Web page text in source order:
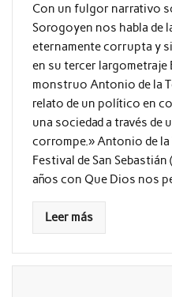
Con un fulgor narrativo
Sorogoyen nos habla de
eternamente corrupta y
en su tercer largometraje
monstruo Antonio de la
relato de un político en
una sociedad a través de
corrompe.» Antonio de
Festival de San
años con Que Dios nos
Leer más